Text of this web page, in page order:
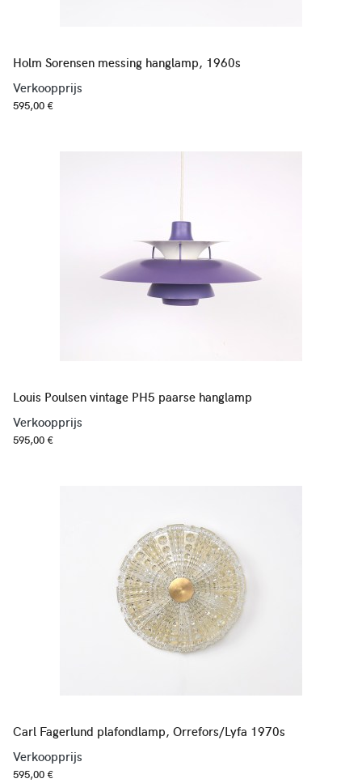
Holm Sorensen messing hanglamp, 1960s
Verkoopprijs
595,00 €
Louis Poulsen vintage PH5 paarse hanglamp
Verkoopprijs
595,00 €
Carl Fagerlund plafondlamp, Orrefors/Lyfa 1970s
Verkoopprijs
595,00 €